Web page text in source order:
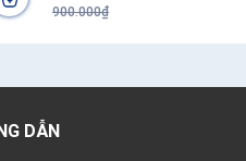
900.000₫
DẪN